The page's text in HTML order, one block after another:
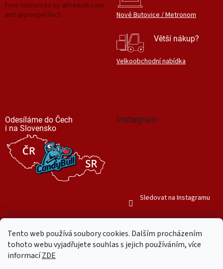
Tento web používá soubory cookies. Dalším procházením
tohoto webu vyjadřujete souhlas s jejich používáním, více
informacíZDE
Free resources by @freepik.com
and @pixelperfect
Nové Butovice / Metronom
Větší nákup?
Velkoobchodní nabídka
Odesíláme do Čech
i na Slovensko
Instagram
Sledovat na Instagramu